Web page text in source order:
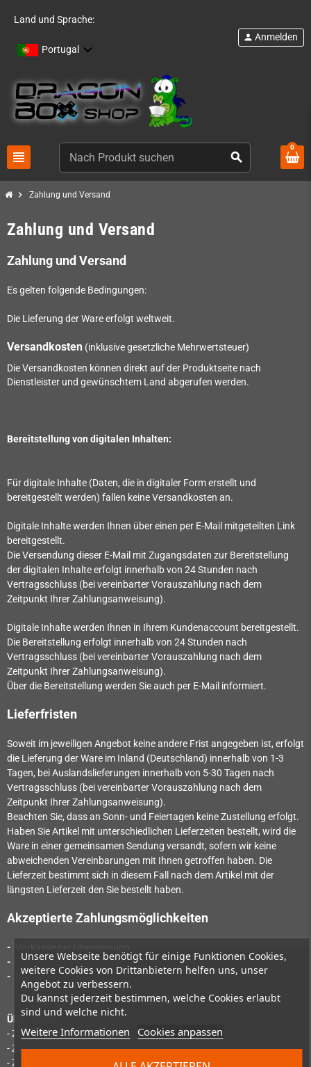
Land und Sprache:
Portugal
view_headline search
person Anmelden
Unsere Webseite benötigt für einige Funktionen Cookies,
weitere Cookies von Drittanbietern helfen uns, unser
Angebot zu verbessern.
Du kannst jederzeit bestimmen, welche Cookies erlaubt
sind und welche nicht.
Weitere Informationen Cookies anpassen
0
chevron_right Zahlung und Versand
Zahlung und Versand
Zahlung und Versand
Es gelten folgende Bedingungen:
Die Lieferung der Ware erfolgt weltweit.
Versandkosten (inklusive gesetzliche Mehrwertsteuer)
Die Versandkosten können direkt auf der Produktseite nach
Dienstleister und gewünschtem Land abgerufen werden.
Bereitstellung von digitalen Inhalten:
Für digitale Inhalte (Daten, die in digitaler Form erstellt und
bereitgestellt werden) fallen keine Versandkosten an.
Digitale Inhalte werden Ihnen über einen per E-Mail mitgeteilten Link
bereitgestellt.
Die Versendung dieser E-Mail mit Zugangsdaten zur Bereitstellung
der digitalen Inhalte erfolgt innerhalb von 24Stunden nach
Vertragsschluss (bei vereinbarter Vorauszahlung nach dem
Zeitpunkt Ihrer Zahlungsanweisung).
Digitale Inhalte werden Ihnen in Ihrem Kundenaccount bereitgestellt.
Die Bereitstellung erfolgt innerhalb von 24Stunden nach
Vertragsschluss (bei vereinbarter Vorauszahlung nach dem
Zeitpunkt Ihrer Zahlungsanweisung).
Über die Bereitstellung werden Sie auch per E-Mail informiert.
Lieferfristen
Soweit im jeweiligen Angebot keine andere Frist angegeben ist, erfolgt
die Lieferung der Ware im Inland (Deutschland) innerhalb von 1-3
Tagen, bei Auslandslieferungen innerhalb von 5-30 Tagen nach
Vertragsschluss (bei vereinbarter Vorauszahlung nach dem
Zeitpunkt Ihrer Zahlungsanweisung).
Beachten Sie, dass an Sonn- und Feiertagen keine Zustellung erfolgt.
Haben Sie Artikel mit unterschiedlichen Lieferzeiten bestellt, wird die
Ware in einer gemeinsamen Sendung versandt, sofern wir keine
abweichenden Vereinbarungen mit Ihnen getroffen haben. Die
Lieferzeit bestimmt sich in diesem Fall nach dem Artikel mit der
längsten Lieferzeit den Sie bestellt haben.
Akzeptierte Zahlungsmöglichkeiten
-
- Zahlung per Amazon Pay
-
Bitcoin
Über PayPal:
- Zahlung per PayPal
- Zahlung per PayPal Express
- Zahlung per SEPA-Lastschrift